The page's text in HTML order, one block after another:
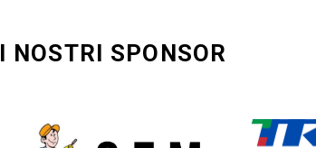
I NOSTRI SPONSOR